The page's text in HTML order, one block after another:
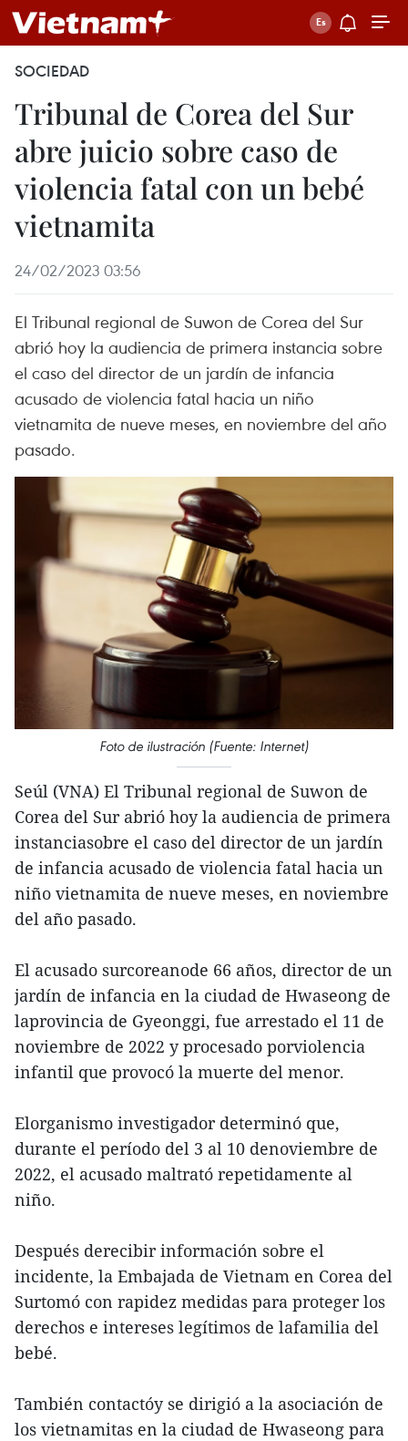
SOCIEDAD
Tribunal de Corea del Sur
abre juicio sobre caso de
violencia fatal con un bebé
vietnamita
24/02/2023 03:56
El Tribunal regional de Suwon de Corea del Sur
abrió hoy la audiencia de primera instancia sobre
el caso del director de un jardín de infancia
acusado de violencia fatal hacia un niño
vietnamita de nueve meses, en noviembre del año
pasado.
Foto de ilustración (Fuente: Internet)
Seúl (VNA) El Tribunal regional de Suwon de
Corea del Sur abrió hoy la audiencia de primera
instanciasobre el caso del director de un jardín
de infancia acusado de violencia fatal hacia un
niño vietnamita de nueve meses, en noviembre
del año pasado.
El acusado surcoreanode 66 años, director de un
jardín de infancia en la ciudad de Hwaseong de
laprovincia de Gyeonggi, fue arrestado el 11 de
noviembre de 2022 y procesado porviolencia
infantil que provocó la muerte del menor.
Elorganismo investigador determinó que,
durante el período del 3 al 10 denoviembre de
2022, el acusado maltrató repetidamente al
niño.
Después derecibir información sobre el
incidente, la Embajada de Vietnam en Corea del
Surtomó con rapidez medidas para proteger los
derechos e intereses legítimos de lafamilia del
bebé.
También contactóy se dirigió a la asociación de
los vietnamitas en la ciudad de Hwaseong para